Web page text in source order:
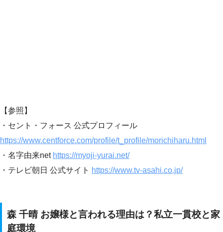
【参照】
・セント・フォース 公式プロフィール
https://www.centforce.com/profile/t_profile/morichiharu.html
・名字由来net https://myoji-yurai.net/
・テレビ朝日 公式サイト https://www.tv-asahi.co.jp/
森 千晴 お嬢様と言われる理由は？私立一貫校と家
庭環境